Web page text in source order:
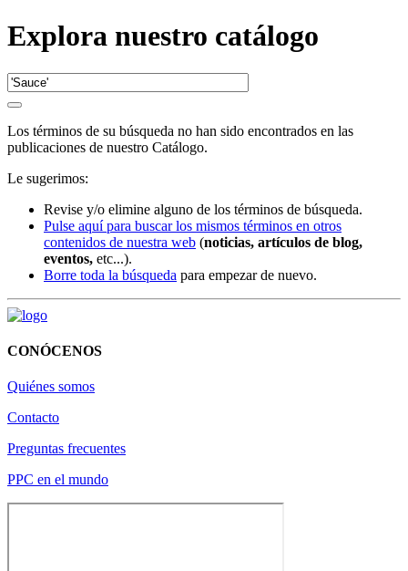
Explora nuestro catálogo
Los términos de su búsqueda no han sido encontrados en las
publicaciones de nuestro Catálogo.
Le sugerimos:
Revise y/o elimine alguno de los términos de búsqueda.
Pulse aquí para buscar los mismos términos en otros
contenidos de nuestra web (noticias, artículos de blog,
eventos, etc...).
Borre toda la búsqueda para empezar de nuevo.
CONÓCENOS
Quiénes somos
Contacto
Preguntas frecuentes
PPC en el mundo